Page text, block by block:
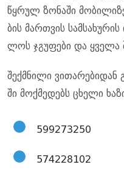
წყრულ ზო­ნა­ში
ბის მარ­თვის
ლოს ჯგუ­ფე­ბი და ყვე­ლა
შექ­მნი­ლი ვი­თა­რე­ბი­დან
ში მოქ­მე­დებს ცხე­ლი
599273250
574228102